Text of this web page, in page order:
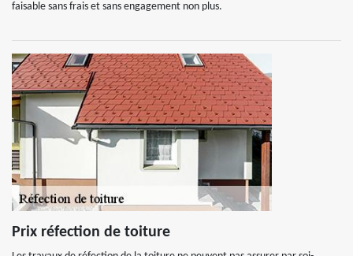
faisable sans frais et sans engagement non plus.
Prix réfection de toiture